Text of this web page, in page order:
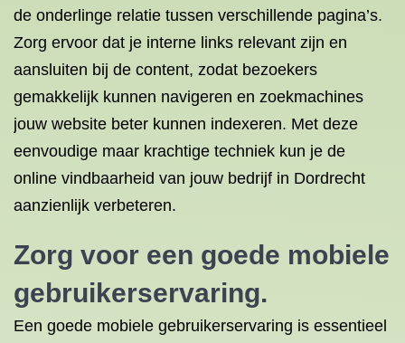
de onderlinge relatie tussen verschillende pagina’s.
Zorg ervoor dat je interne links relevant zijn en
aansluiten bij de content, zodat bezoekers
gemakkelijk kunnen navigeren en zoekmachines
jouw website beter kunnen indexeren. Met deze
eenvoudige maar krachtige techniek kun je de
online vindbaarheid van jouw bedrijf in Dordrecht
aanzienlijk verbeteren.
Zorg voor een goede mobiele
gebruikerservaring.
Een goede mobiele gebruikerservaring is essentieel